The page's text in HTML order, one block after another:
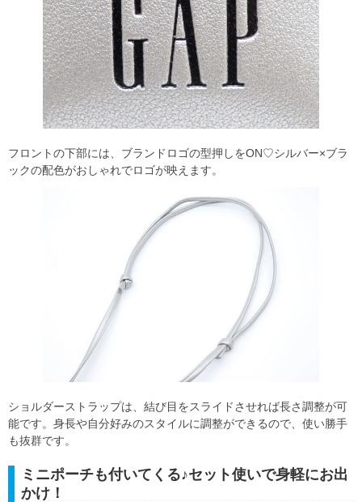
フロントの下部には、ブランドロゴの型押しをON♡シルバー×ブラ
ックの配色がおしゃれでロゴが映えます。
ショルダーストラップは、結び目をスライドさせれば長さ調整が可
能です。身長や自分好みのスタイルに調整ができるので、使い勝手
も抜群です。
ミニポーチも付いてくる♪セット使いで身軽にお出
かけ！